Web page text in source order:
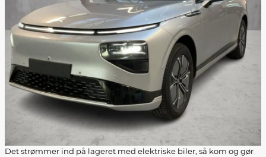
Det strømmer ind på lageret med elektriske biler, så kom og gør